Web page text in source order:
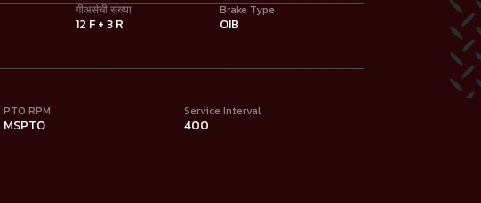
गीअर्सची संख्या
12 F + 3 R
Brake Type
OIB
PTO RPM
MSPTO
Service Interval
400